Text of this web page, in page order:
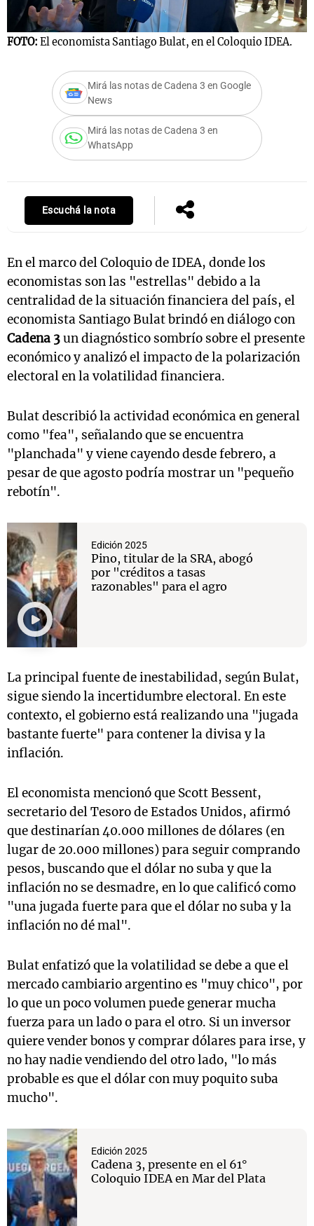
FOTO: El economista Santiago Bulat, en el Coloquio IDEA.
Mirá las notas de Cadena 3 en Google
News
Mirá las notas de Cadena 3 en
WhatsApp
Escuchá la nota
En el marco del Coloquio de IDEA, donde los
economistas son las "estrellas" debido a la
centralidad de la situación financiera del país, el
economista Santiago Bulat brindó en diálogo con
Cadena 3un diagnóstico sombrío sobre el presente
económico y analizó el impacto de la polarización
electoral en la volatilidad financiera.
Bulat describió la actividad económica en general
como "fea", señalando que se encuentra
"planchada" y viene cayendo desde febrero, a
pesar de que agosto podría mostrar un "pequeño
rebotín".
Edición 2025
Pino, titular de la SRA, abogó
por "créditos a tasas
razonables" para el agro
La principal fuente de inestabilidad, según Bulat,
sigue siendo la incertidumbre electoral. En este
contexto, el gobierno está realizando una "jugada
bastante fuerte" para contener la divisa y la
inflación.
El economista mencionó que Scott Bessent,
secretario del Tesoro de Estados Unidos, afirmó
que destinarían 40.000 millones de dólares (en
lugar de 20.000 millones) para seguir comprando
pesos, buscando que el dólar no suba y que la
inflación no se desmadre, en lo que calificó como
"una jugada fuerte para que el dólar no suba y la
inflación no dé mal".
Bulat enfatizó que la volatilidad se debe a que el
mercado cambiario argentino es "muy chico", por
lo que un poco volumen puede generar mucha
fuerza para un lado o para el otro. Si un inversor
quiere vender bonos y comprar dólares para irse, y
no hay nadie vendiendo del otro lado, "lo más
probable es que el dólar con muy poquito suba
mucho".
Edición 2025
Cadena 3, presente en el 61°
Coloquio IDEA en Mar del Plata
Notas
Mundial 2026
Notas
Cadena 3